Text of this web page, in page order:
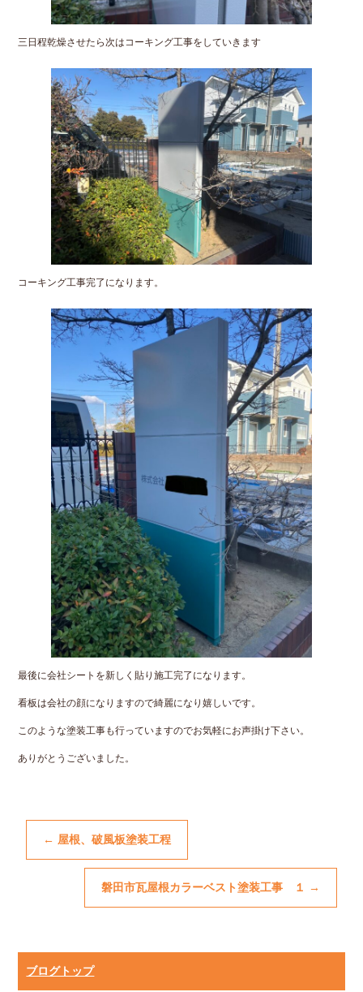
三日程乾燥させたら次はコーキング工事をしていきます
コーキング工事完了になります。
最後に会社シートを新しく貼り施工完了になります。
看板は会社の顔になりますので綺麗になり嬉しいです。
このような塗装工事も行っていますのでお気軽にお声掛け下さい。
ありがとうございました。
← 屋根、破風板塗装工程
磐田市瓦屋根カラーベスト塗装工事 １ →
ブログトップ